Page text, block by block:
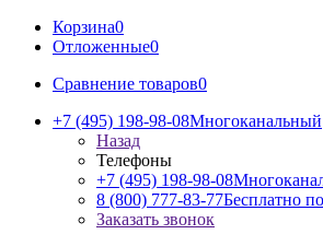
Корзина0
Отложенные0
Сравнение товаров0
+7 (495) 198-98-08Многоканальный
Назад
Телефоны
+7 (495) 198-98-08
8 (800) 777-83-77Бесплатно
Заказать звонок